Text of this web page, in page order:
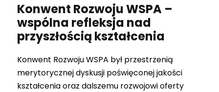
Konwent Rozwoju WSPA –
wspólna refleksja nad
przyszłością kształcenia
Konwent Rozwoju WSPA był przestrzenią
merytorycznej dyskusji poświęconej jakości
kształcenia oraz dalszemu rozwojowi oferty